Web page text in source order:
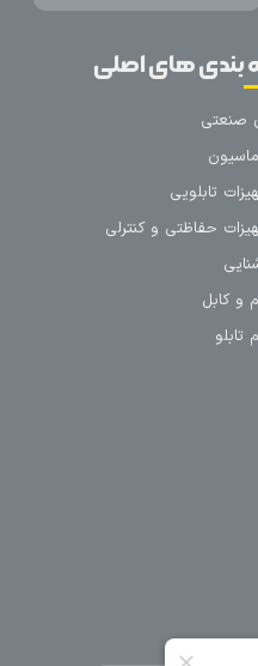
بندی های اصلی
صنعتی
تابلویی
حفاظتی و کنترلی
و کابل
تابلو